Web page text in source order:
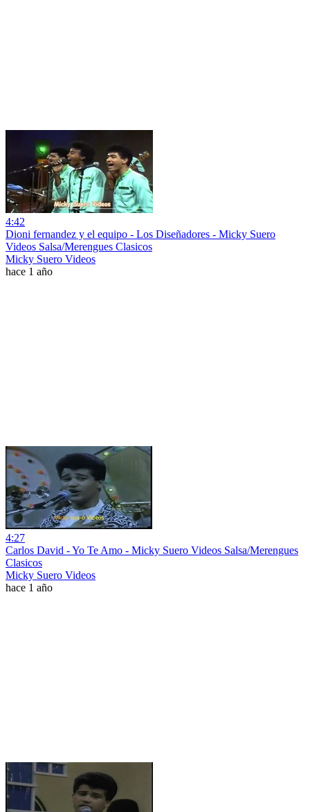
4:42
Dioni fernandez y el equipo - Los Diseñadores - Micky Suero
Videos Salsa/Merengues Clasicos
Micky Suero Videos
hace 1 año
4:27
Carlos David - Yo Te Amo - Micky Suero Videos Salsa/Merengues
Clasicos
Micky Suero Videos
hace 1 año